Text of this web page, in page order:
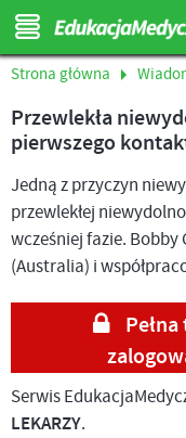
Strona główna
Przewlekła
pierwszego
Jedną z przyczyn
przewlekłej
wcześniej fazie.
(Australia) i
Serwis
LEKARZY.